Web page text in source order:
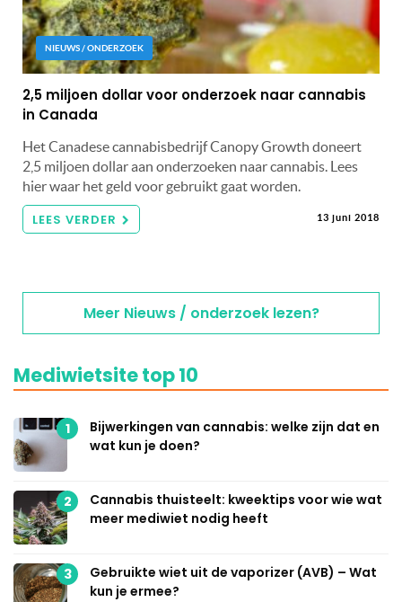
NIEUWS / ONDERZOEK
2,5 miljoen dollar voor onderzoek naar cannabis
in Canada
Het Canadese cannabisbedrijf Canopy Growth doneert
2,5 miljoen dollar aan onderzoeken naar cannabis. Lees
hier waar het geld voor gebruikt gaat worden.
LEES VERDER 13 juni 2018
Meer Nieuws / onderzoek lezen?
Mediwietsite top 10
1
Bijwerkingen van cannabis: welke zijn dat en
wat kun je doen?
2
Cannabis thuisteelt: kweektips voor wie wat
meer mediwiet nodig heeft
3
Gebruikte wiet uit de vaporizer (AVB) – Wat
kun je ermee?